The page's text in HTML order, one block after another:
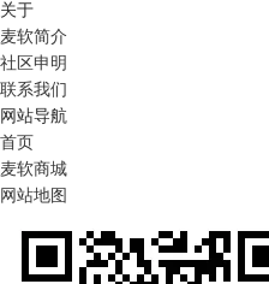
关于
麦软简介
社区申明
联系我们
网站导航
首页
麦软商城
网站地图